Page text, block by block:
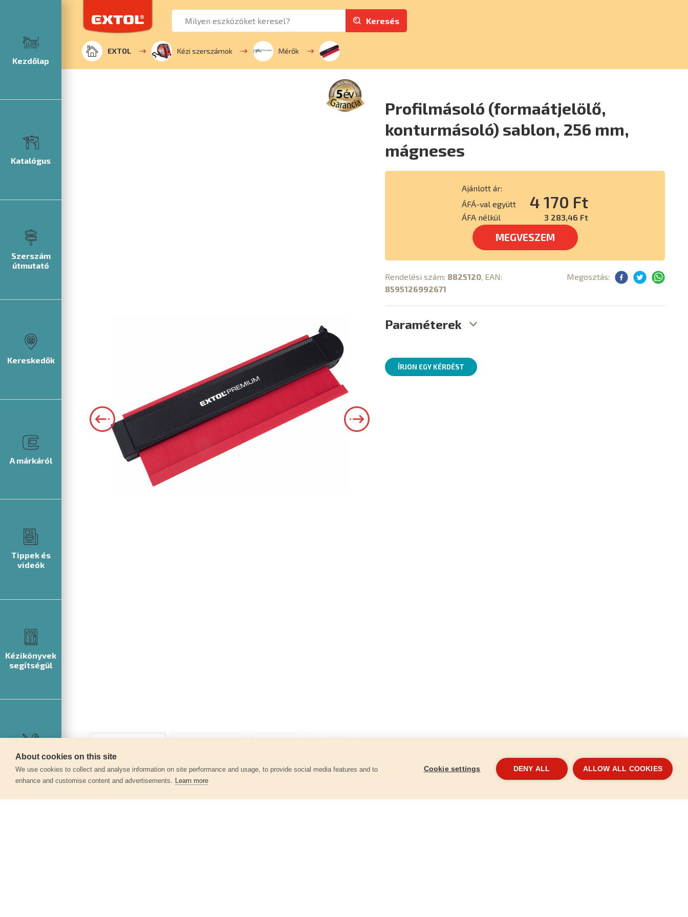
Kezdőlap
Katalógus
Szerszám
útmutató
Kereskedők
A márkáról
Tippek és
videók
Kézikönyvek
segítségül
Szerviz
Keresés
EXTOL Kézi szerszámok Mérők
Profilmásoló (formaátjelölő,
konturmásoló) sablon, 256 mm,
mágneses
Ajánlott ár:
ÁFÁ-val együtt
4 170 Ft
ÁFA nélkül 3 283,46 Ft
MEGVESZEM
Rendelési szám: 8825120, EAN:
8595126992671
Megosztás:
Paraméterek
ÍRJON EGY KÉRDÉST
About cookies on this site
We use cookies to collect and analyse information on site performance and usage, to provide social media features and to
enhance and customise content and advertisements. Learn more
Cookie settings DENY ALL ALLOW ALL COOKIES